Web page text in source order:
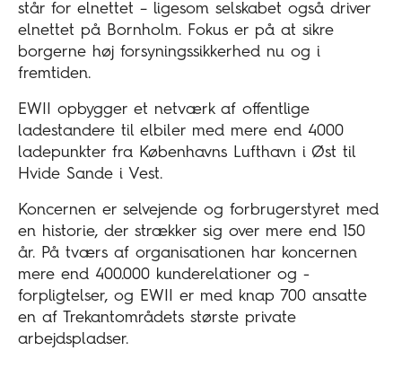
står for elnettet – ligesom selskabet også driver
elnettet på Bornholm. Fokus er på at sikre
borgerne høj forsyningssikkerhed nu og i
fremtiden.
EWII opbygger et netværk af offentlige
ladestandere til elbiler med mere end 4000
ladepunkter fra Københavns Lufthavn i Øst til
Hvide Sande i Vest.
Koncernen er selvejende og forbrugerstyret med
en historie, der strækker sig over mere end 150
år. På tværs af organisationen har koncernen
mere end 400.000 kunderelationer og -
forpligtelser, og EWII er med knap 700 ansatte
en af Trekantområdets største private
arbejdspladser.